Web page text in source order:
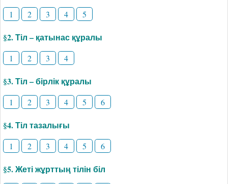
1 2 3 4 5
§2. Тіл – қатынас құралы
1 2 3 4
§3. Тіл – бірлік құралы
1 2 3 4 5 6
§4. Тіл тазалығы
1 2 3 4 5 6
§5. Жеті жұрттың тілін біл